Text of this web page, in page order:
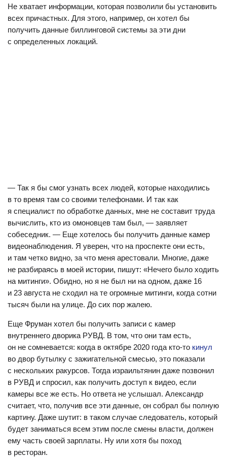
Не хватает информации, которая позволили бы установить
всех причастных. Для этого, например, он хотел бы
получить данные биллинговой системы за эти дни
с определенных локаций.
— Так я бы смог узнать всех людей, которые находились
в то время там со своими телефонами. И так как
я специалист по обработке данных, мне не составит труда
вычислить, кто из омоновцев там был, — заявляет
собеседник. — Еще хотелось бы получить данные камер
видеонаблюдения. Я уверен, что на проспекте они есть,
и там четко видно, за что меня арестовали. Многие, даже
не разбираясь в моей истории, пишут: «Нечего было ходить
на митинги». Обидно, но я не был ни на одном, даже 16
и 23 августа не сходил на те огромные митинги, когда сотни
тысяч были на улице. До сих пор жалею.
Еще Фруман хотел бы получить записи с камер
внутреннего дворика РУВД. В том, что они там есть,
он не сомневается: когда в октябре 2020 года кто-то кинул
во двор бутылку с зажигательной смесью, это показали
с нескольких ракурсов. Тогда израильтянин даже позвонил
в РУВД и спросил, как получить доступ к видео, если
камеры все же есть. Но ответа не услышал. Александр
считает, что, получив все эти данные, он собрал бы полную
картину. Даже шутит: в таком случае следователь, который
будет заниматься всем этим после смены власти, должен
ему часть своей зарплаты. Ну или хотя бы поход
в ресторан.